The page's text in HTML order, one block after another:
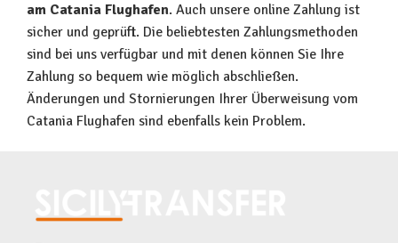
am Catania Flughafen. Auch unsere online Zahlung ist
sicher und geprüft. Die beliebtesten Zahlungsmethoden
sind bei uns verfügbar und mit denen können Sie Ihre
Zahlung so bequem wie möglich abschließen.
Änderungen und Stornierungen Ihrer Überweisung vom
Catania Flughafen sind ebenfalls kein Problem.